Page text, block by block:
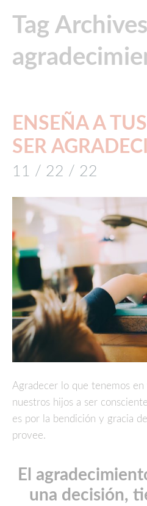
Tag
ENSEÑA A
SER
11 / 22 / 22
Agradecer lo que tenemos en
nuestros hijos a ser
es por la bendición y gracia
provee.
El
una decisión,